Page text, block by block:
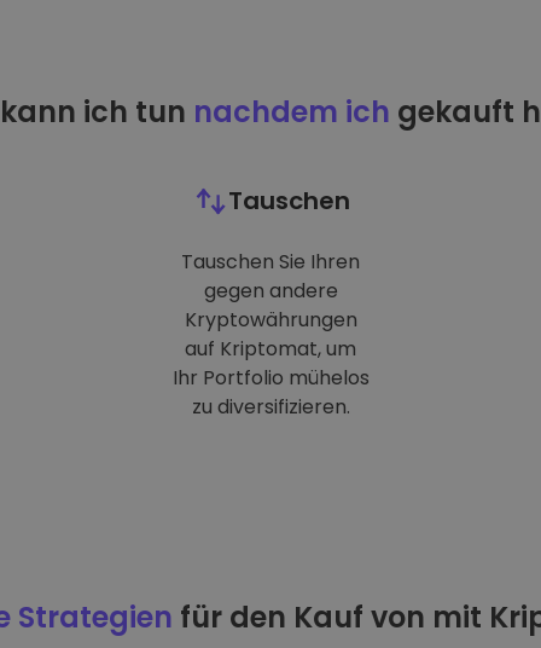
ich tun nachdem ich gekauft
Tauschen
Tauschen Sie Ihren
gegen andere
Kryptowährungen
auf Kriptomat, um
Ihr Portfolio mühelos
zu diversifizieren.
Strategien für den Kauf von mit